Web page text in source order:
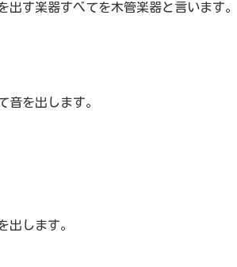
す楽器すべてを木管楽器と言います。
音を出します。
出します。